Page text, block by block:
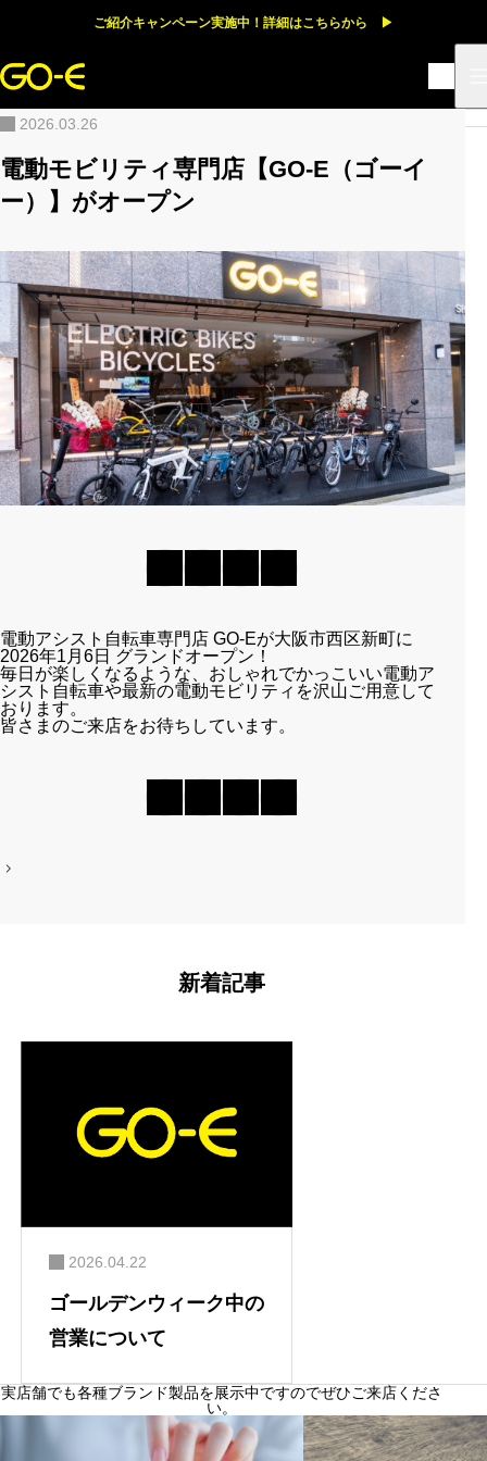
ご紹介キャンペーン実施中！詳細はこちらから ▶
HOME
お知らせ 電動モビリティ専門店【GO-E（ゴーイー）】がオープン
2026.03.26
電動モビリティ専門店【GO-E（ゴーイ
ー）】がオープン
電動アシスト自転車専門店 GO-Eが大阪市西区新町に
2026年1月6日 グランドオープン！
毎日が楽しくなるような、おしゃれでかっこいい電動ア
シスト自転車や最新の電動モビリティを沢山ご用意して
おります。
皆さまのご来店をお待ちしています。
投
新着記事
2026.04.22
ゴールデンウィーク中の
営業について
実店舗でも各種ブランド製品を展示中ですのでぜひご来店くださ
い。